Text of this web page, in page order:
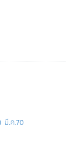
มี.ค.70